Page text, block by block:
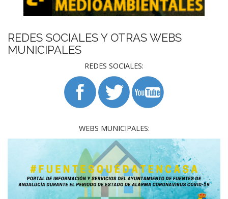
REDES SOCIALES Y OTRAS WEBS
MUNICIPALES
REDES SOCIALES:
WEBS MUNICIPALES: